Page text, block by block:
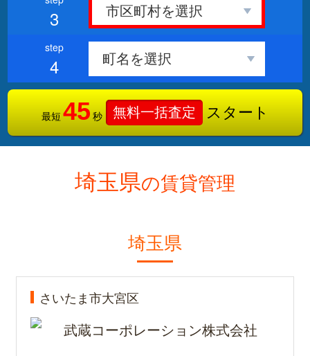
3
4
最短 45 秒 無料一括査定 スタート
埼玉県の賃貸管理
埼玉県
さいたま市大宮区